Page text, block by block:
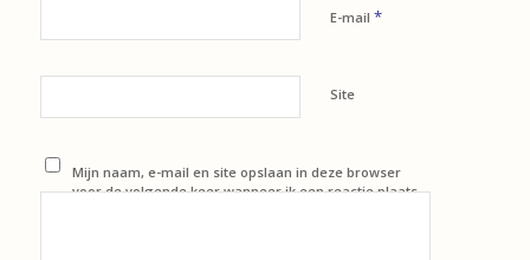
E-mail *
Site
Mijn naam, e-mail en site opslaan in deze browser
voor de volgende keer wanneer ik een reactie plaats.